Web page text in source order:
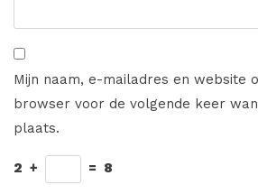
Mijn naam, e-mailadres en website
browser voor de volgende keer
plaats.
2 + = 8